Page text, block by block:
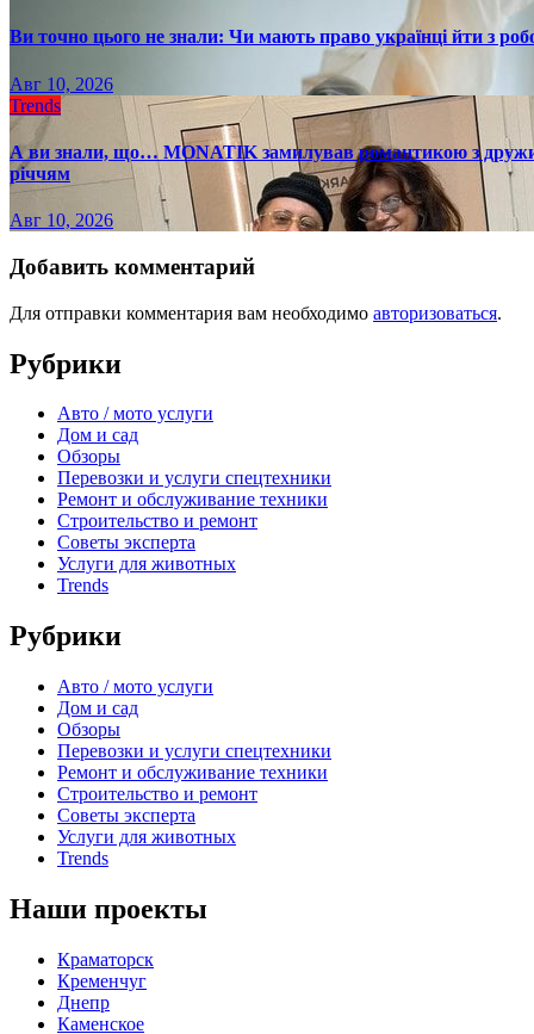
Ви точно цього не знали: Чи мають право українці йти з
Авг 10, 2026
Trends
А ви знали, що… MONATIK замилував романтикою з
річчям
Авг 10, 2026
Добавить комментарий
Для отправки комментария вам необходимо авторизоваться.
Рубрики
Авто / мото услуги
Дом и сад
Обзоры
Перевозки и услуги спецтехники
Ремонт и обслуживание техники
Строительство и ремонт
Советы эксперта
Услуги для животных
Trends
Рубрики
Авто / мото услуги
Дом и сад
Обзоры
Перевозки и услуги спецтехники
Ремонт и обслуживание техники
Строительство и ремонт
Советы эксперта
Услуги для животных
Trends
Наши проекты
Краматорск
Кременчуг
Днепр
Каменское